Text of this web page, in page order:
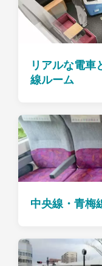
リアルな電車
線ルーム
中央線・青梅